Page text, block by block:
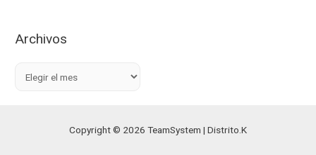
Archivos
Copyright © 2026 TeamSystem | Distrito.K